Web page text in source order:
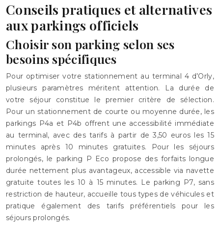
Conseils pratiques et alternatives
aux parkings officiels
Choisir son parking selon ses
besoins spécifiques
Pour optimiser votre stationnement au terminal 4 d’Orly,
plusieurs paramètres méritent attention. La durée de
votre séjour constitue le premier critère de sélection.
Pour un stationnement de courte ou moyenne durée, les
parkings P4a et P4b offrent une accessibilité immédiate
au terminal, avec des tarifs à partir de 3,50 euros les 15
minutes après 10 minutes gratuites. Pour les séjours
prolongés, le parking P Eco propose des forfaits longue
durée nettement plus avantageux, accessible via navette
gratuite toutes les 10 à 15 minutes. Le parking P7, sans
restriction de hauteur, accueille tous types de véhicules et
pratique également des tarifs préférentiels pour les
séjours prolongés.